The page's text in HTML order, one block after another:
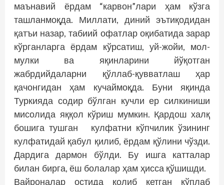
маънавий ёрдам “карвон”лари ҳам кўзга
ташланмоқда. Миллати, диний эътиқодидан
қатъи назар, табиий офатлар оқибатида зарар
кўрганларга ёрдам кўрсатиш, уй-жойи, мол-
мулки ва яқинларини йўқотган
жабрдийдаларни қўллаб-қувватлаш ҳар
қачонгидан ҳам кучаймоқда. Буни яқинда
Туркияда содир бўлган кучли ер силкиниши
мисолида яққол кўриш мумкин. Қардош халқ
бошига тушган кулфатни кўпчилик ўзининг
кулфатидай қабул қилиб, ёрдам қўлини чўзди.
Дардига дармон бўлди. Бу ишга катталар
билан бирга, ёш болалар ҳам ҳисса қўшишди.
Вайроналар остида қолиб кетган кўплаб